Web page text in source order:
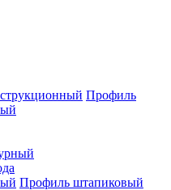
Профиль
Профиль штапиковый